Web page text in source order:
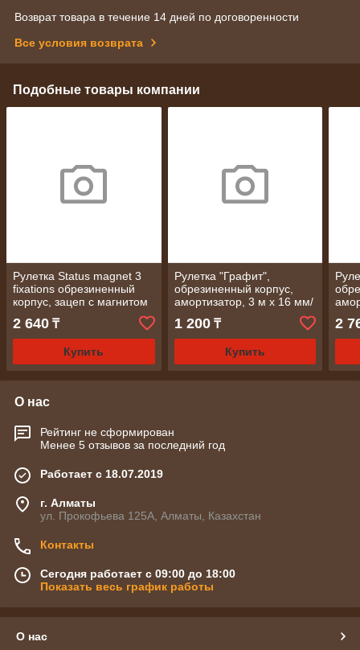
Возврат товара в течение 14 дней по договоренности
Все условия возврата
Подобные товары компании
Рулетка Status magnet 3
fixations обрезиненный
корпус, зацеп с магнитом
2 640 ₸
Купить
Рулетка "Графит",
обрезиненный корпус,
амортизатор, 3 м х 16 мм/
1 200₸
Купить
2
О нас
Рейтинг не сформирован
Менее 5 отзывов за последний год
Работает с 18.07.2019
г. Алматы
ул. Прокофьева 125А, Алматы, Казахстан
Контакты
Сегодня работает с 09:00 до 18:00
Показать весь график работы
О нас